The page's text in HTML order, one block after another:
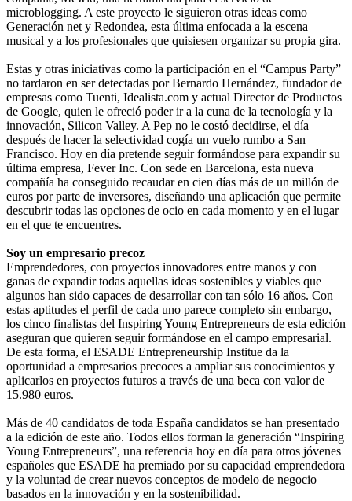
microblogging. A este proyecto le siguieron otras ideas como
Generación net y Redondea, esta última enfocada a la escena
musical y a los profesionales que quisiesen organizar su propia gira.
Estas y otras iniciativas como la participación en el “Campus Party”
no tardaron en ser detectadas por Bernardo Hernández, fundador de
empresas como Tuenti, Idealista.com y actual Director de Productos
de Google, quien le ofreció poder ir a la cuna de la tecnología y la
innovación, Silicon Valley. A Pep no le costó decidirse, el día
después de hacer la selectividad cogía un vuelo rumbo a San
Francisco. Hoy en día pretende seguir formándose para expandir su
última empresa, Fever Inc. Con sede en Barcelona, esta nueva
compañía ha conseguido recaudar en cien días más de un millón de
euros por parte de inversores, diseñando una aplicación que permite
descubrir todas las opciones de ocio en cada momento y en el lugar
en el que te encuentres.
Soy un empresario precoz
Emprendedores, con proyectos innovadores entre manos y con
ganas de expandir todas aquellas ideas sostenibles y viables que
algunos han sido capaces de desarrollar con tan sólo 16 años. Con
estas aptitudes el perfil de cada uno parece completo sin embargo,
los cinco finalistas del Inspiring Young Entrepreneurs de esta edición
aseguran que quieren seguir formándose en el campo empresarial.
De esta forma, el ESADE Entrepreneurship Institue da la
oportunidad a empresarios precoces a ampliar sus conocimientos y
aplicarlos en proyectos futuros a través de una beca con valor de
15.980 euros.
Más de 40 candidatos de toda España candidatos se han presentado
a la edición de este año. Todos ellos forman la generación “Inspiring
Young Entrepreneurs”, una referencia hoy en día para otros jóvenes
españoles que ESADE ha premiado por su capacidad emprendedora
y la voluntad de crear nuevos conceptos de modelo de negocio
basados en la innovación y en la sostenibilidad.